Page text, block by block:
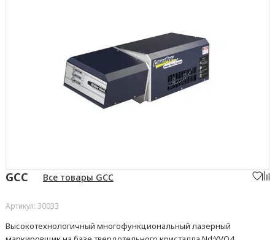
GCC Все товары GCC
Артикул: 30033
Высокотехнологичный многофункциональный лазерный